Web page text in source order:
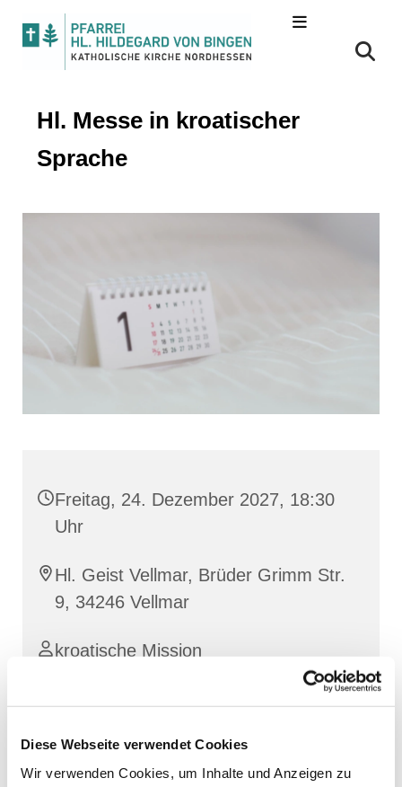
Diese Webseite verwendet Cookies
Wir verwenden Cookies, um Inhalte und Anzeigen zu
Hl. Messe in kroatischer
Sprache
Freitag, 24. Dezember 2027, 18:30
Uhr
Hl. Geist Vellmar, Brüder Grimm Str.
9, 34246 Vellmar
kroatische Mission